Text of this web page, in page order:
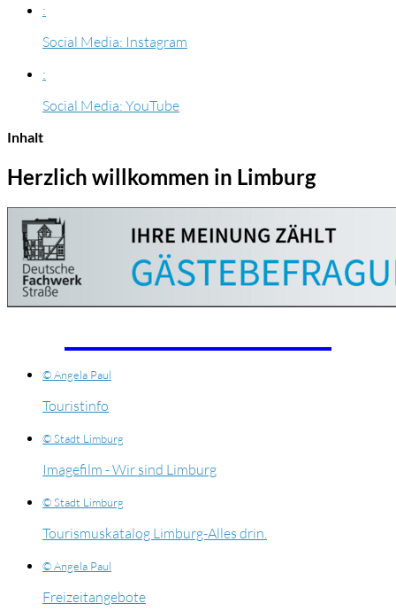
:
Social Media: Instagram
:
Social Media: YouTube
Inhalt
Herzlich willkommen in Limburg
© Angela Paul
Touristinfo
© Stadt Limburg
Imagefilm - Wir sind Limburg
© Stadt Limburg
Tourismuskatalog Limburg-Alles drin.
© Angela Paul
Freizeitangebote